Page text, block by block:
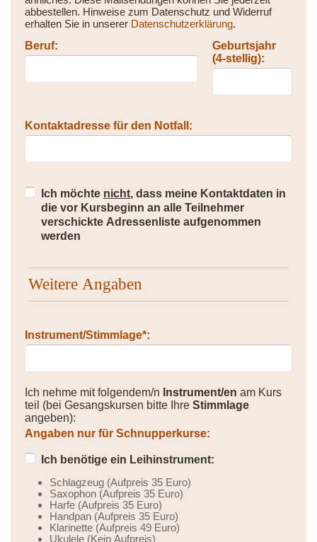
abbestellen. Hinweise zum Datenschutz und Widerruf
erhalten Sie in unserer Datenschutzerklärung.
Beruf:
Geburtsjahr
(4-stellig):
Kontaktadresse für den Notfall:
Ich möchte nicht, dass meine Kontaktdaten in
die vor Kursbeginn an alle Teilnehmer
verschickte Adressenliste aufgenommen
werden
Weitere Angaben
Instrument/Stimmlage*:
Ich nehme mit folgendem/n Instrument/en am Kurs
teil (bei Gesangskursen bitte Ihre Stimmlage
angeben):
Angaben nur für Schnupperkurse:
Ich benötige ein Leihinstrument:
Schlagzeug (Aufpreis 35 Euro)
Saxophon (Aufpreis 35 Euro)
Harfe (Aufpreis 35 Euro)
Handpan (Aufpreis 35 Euro)
Klarinette (Aufpreis 49 Euro)
Ukulele (Kein Aufpreis)